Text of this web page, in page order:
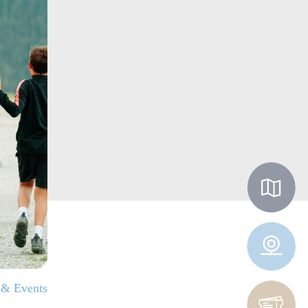
Events